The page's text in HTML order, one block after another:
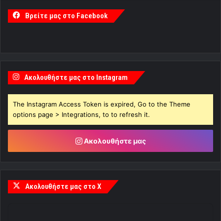
Βρείτε μας στο Facebook
Ακολουθήστε μας στο Instagram
The Instagram Access Token is expired, Go to the Theme
options page > Integrations, to to refresh it.
Ακολουθήστε μας
Ακολουθήστε μας στο X